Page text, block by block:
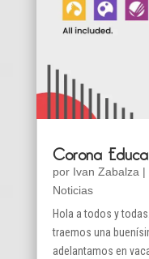
Corona
por Ivan Zabalza|
Noticias
Hola a todos y
traemos una
adelantamos en